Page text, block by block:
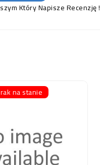
Który Napisze Recenzję !
na stanie